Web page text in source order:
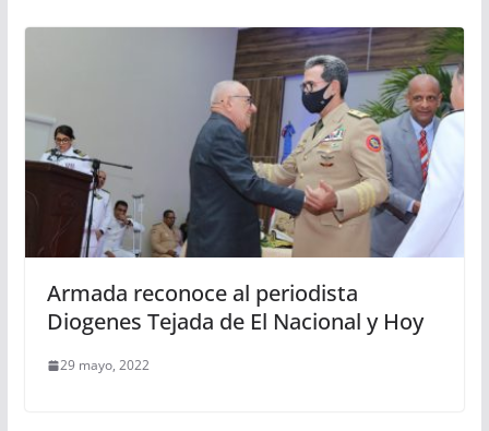
Armada reconoce al periodista
Diogenes Tejada de El Nacional y Hoy
29 mayo, 2022